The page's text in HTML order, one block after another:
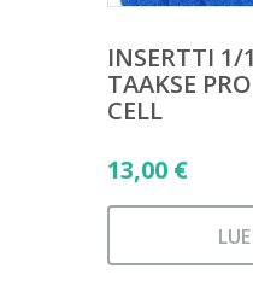
INSERTTI 1/
TAAKSE
CELL
13,00 €